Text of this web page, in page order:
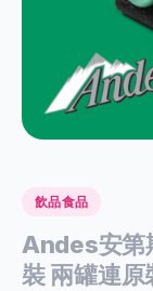
飲品食品
Andes安第
裝 兩罐連原